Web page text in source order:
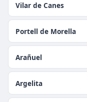
Vilar de Canes
Portell de Morella
Arañuel
Argelita